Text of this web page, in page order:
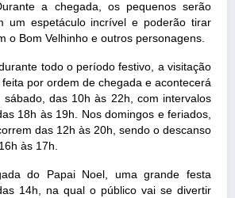
a chegada, os pequenos serão
um espetáculo incrível e poderão tirar
o Bom Velhinho e outros personagens.
todo o período festivo, a visitação
por ordem de chegada e acontecerá
sábado, das 10h às 22h, com intervalos
18h às 19h. Nos domingos e feriados,
das 12h às 20h, sendo o descanso
às 17h.
do Papai Noel, uma grande festa
14h, na qual o público vai se divertir